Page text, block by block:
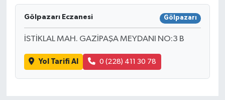
Gölpazarı Eczanesi Gölpazarı
İSTİKLAL MAH. GAZİPAŞA MEYDANI NO:3 B
Yol Tarifi Al 0 (228) 411 30 78